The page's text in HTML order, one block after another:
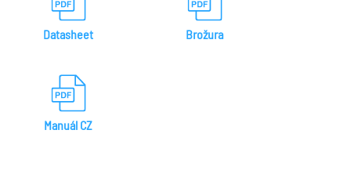
Datasheet Brožura
Manuál CZ